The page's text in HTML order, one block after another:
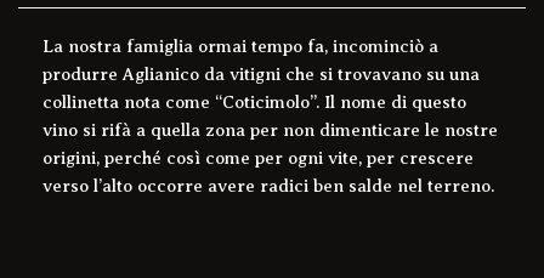
La nostra famiglia ormai tempo fa, incominciò a
produrre Aglianico da vitigni che si trovavano su una
collinetta nota come “Coticimolo”. Il nome di questo
vino si rifà a quella zona per non dimenticare le nostre
origini, perché così come per ogni vite, per crescere
verso l’alto occorre avere radici ben salde nel terreno.